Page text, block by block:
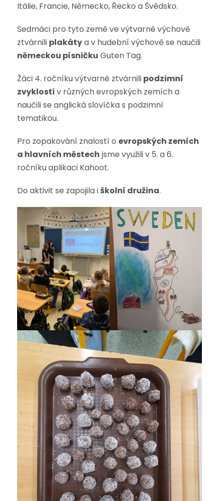
Itálie, Francie, Německo, Řecko a Švédsko.
Sedmáci pro tyto země ve výtvarné výchově
ztvárnili plakátya v hudební výchově se naučili
německou písničku Guten Tag.
Žáci 4. ročníku výtvarně ztvárnili podzimní
zvyklosti v různých evropských zemích a
naučili se anglická slovíčka s podzimní
tematikou.
Pro zopakování znalostí o evropských zemích
a hlavních městech jsme využili v 5. a 6.
ročníku aplikaci Kahoot.
Do aktivit se zapojila iškolní družina.